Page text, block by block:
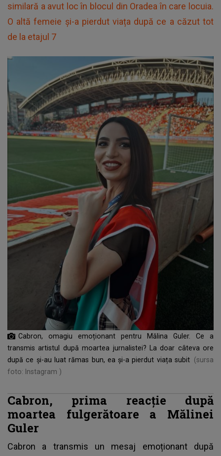
similară a avut loc în blocul din Oradea în care locuia.
O altă femeie și-a pierdut viața după ce a căzut tot
de la etajul 7
Cabron, omagiu emoționant pentru Mălina Guler. Ce a
transmis artistul după moartea jurnalistei? La doar câteva ore
după ce și-au luat rămas bun, ea și-a pierdut viața subit (sursa
foto: Instagram )
Cabron, prima reacție după
moartea fulgerătoare a Mălinei
Guler
Cabron a transmis un mesaj emoționant după